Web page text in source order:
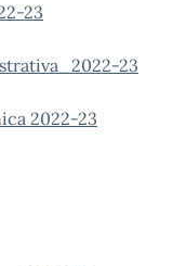
23
23
2022-23